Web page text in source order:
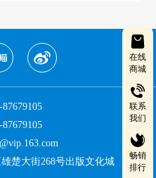
在线
商城
联系
我们
畅销
排行
楚大街268号出版文化城